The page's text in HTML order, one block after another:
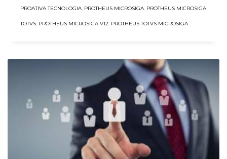
PROATIVA TECNOLOGIA, PROTHEUS MICROSIGA, PROTHEUS MICROSIGA
TOTVS, PROTHEUS MICROSIGA V12, PROTHEUS TOTVS MICROSIGA